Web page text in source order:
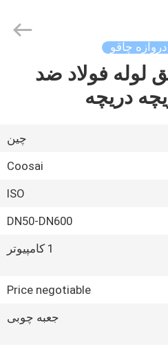
چاقو
لوله فولاد ضد
دریچه
چین
Coosai
ISO
DN50-DN600
1 کامپیوتر
Price negotiable
جعبه چوبی